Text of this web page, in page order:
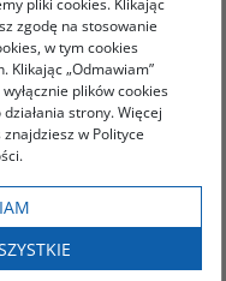
do czasopisma
Informacyjnej
to szeroko
celtyckiego i
pliki cookies. Klikając
zgodę na stosowanie
w tym cookies
Klikając „Odmawiam”
plików cookies
strony. Więcej
w Polityce